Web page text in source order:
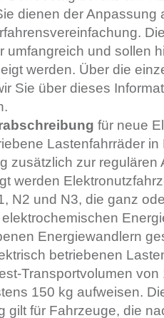
dienen der Anpassung
umfangreich und sollen
werden. Über die
Sie über dieses
für neue
Lastenfahrräder
zusätzlich zur regulären
werden
N2 und N3, die ganz
Energiewandlern
betriebenen
Transportvolumen von
150 kg aufweisen.
gilt für Fahrzeuge, die